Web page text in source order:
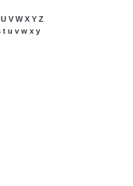
U V W X Y Z
t u v w x y